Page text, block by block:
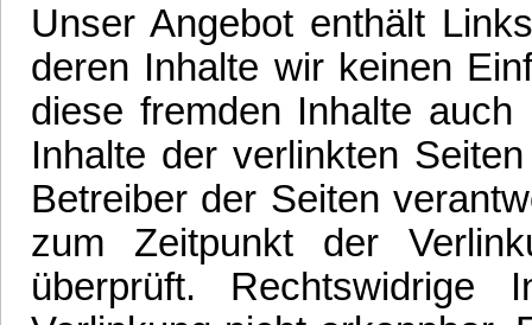
Unser Angebot enthält
deren Inhalte wir keinen
diese fremden Inhalte
Inhalte der verlinkten
Betreiber der Seiten
zum Zeitpunkt der
überprüft.